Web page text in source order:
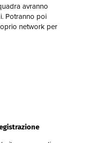
avranno
Potranno poi
network per